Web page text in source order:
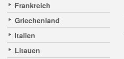
Frankreich
Griechenland
Italien
Litauen